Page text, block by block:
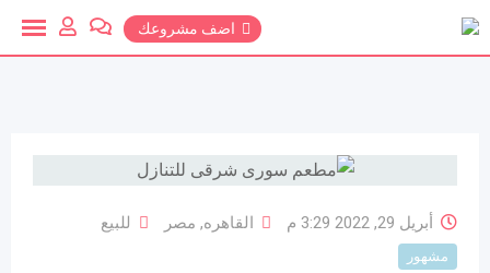
تخطي
اضف مشروعك
أبريل 29, 2022 3:29 م القاهره, مصر للبيع
مشهور